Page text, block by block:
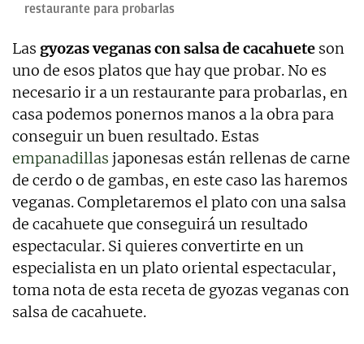
restaurante para probarlas
Las gyozas veganas con salsa de cacahuete son
uno de esos platos que hay que probar. No es
necesario ir a un restaurante para probarlas, en
casa podemos ponernos manos a la obra para
conseguir un buen resultado. Estas
empanadillas japonesas están rellenas de carne
de cerdo o de gambas, en este caso las haremos
veganas. Completaremos el plato con una salsa
de cacahuete que conseguirá un resultado
espectacular. Si quieres convertirte en un
especialista en un plato oriental espectacular,
toma nota de esta receta de gyozas veganas con
salsa de cacahuete.